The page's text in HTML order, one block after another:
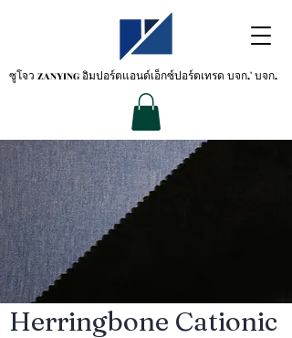
ซูโจว ZANYINGอิมปอร์ตแอนด์เอ็กซ์ปอร์ตเทรด บจก.' บจก.
Herringbone Cationic